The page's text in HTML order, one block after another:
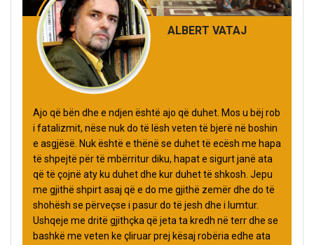
ALBERT VATAJ
Ajo që bën dhe e ndjen është ajo që duhet. Mos u bëj rob
i fatalizmit, nëse nuk do të lësh veten të bjerë në boshin
e asgjësë. Nuk është e thënë se duhet të ecësh me hapa
të shpejtë për të mbërritur diku, hapat e sigurt janë ata
që të çojnë aty ku duhet dhe kur duhet të shkosh. Jepu
me gjithë shpirt asaj që e do me gjithë zemër dhe do të
shohësh se përveçse i pasur do të jesh dhe i lumtur.
Ushqeje me dritë gjithçka që jeta ta kredh në terr dhe se
bashkë me veten ke çliruar prej kësaj robëria edhe ata